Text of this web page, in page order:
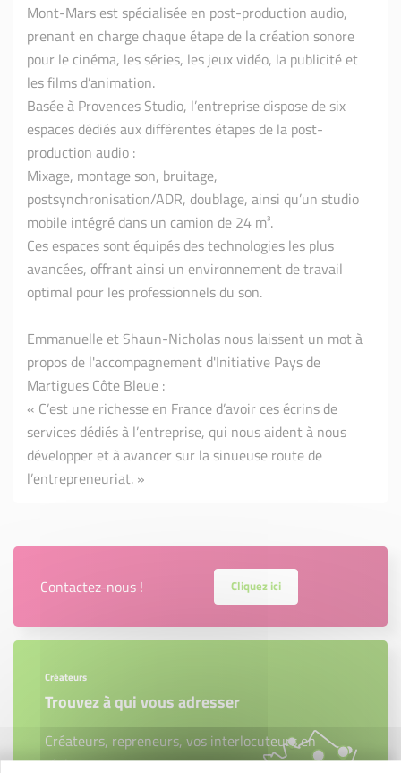
Mont-Mars est spécialisée en post-production audio,
prenant en charge chaque étape de la création sonore
pour le cinéma, les séries, les jeux vidéo, la publicité et
les films d’animation.
Basée à Provences Studio, l’entreprise dispose de six
espaces dédiés aux différentes étapes de la post-
production audio :
Mixage, montage son, bruitage,
postsynchronisation/ADR, doublage, ainsi qu’un studio
mobile intégré dans un camion de 24 m³.
Ces espaces sont équipés des technologies les plus
avancées, offrant ainsi un environnement de travail
optimal pour les professionnels du son.
Emmanuelle et Shaun-Nicholas nous laissent un mot à
propos de l'accompagnement d'Initiative Pays de
Martigues Côte Bleue :
« C’est une richesse en France d’avoir ces écrins de
services dédiés à l’entreprise, qui nous aident à nous
développer et à avancer sur la sinueuse route de
l’entrepreneuriat. »
Contactez-nous ! Cliquez ici
Créateurs
Trouvez à qui vous adresser
Créateurs, repreneurs, vos interlocuteurs en
région.